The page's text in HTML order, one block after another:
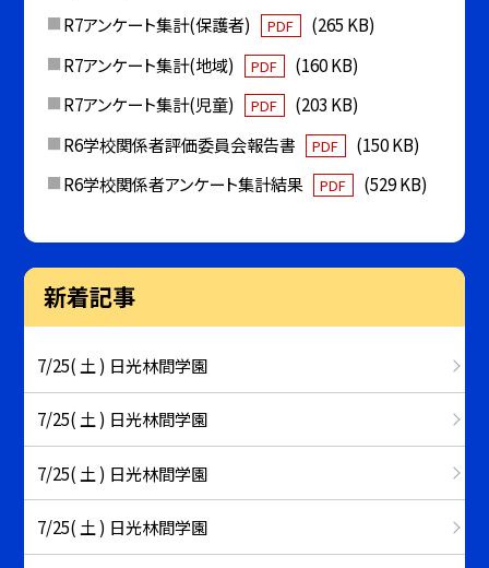
R7アンケート集計(保護者)
PDF
(265 KB)
R7アンケート集計(地域)
PDF
(160 KB)
R7アンケート集計(児童)
PDF
(203 KB)
R6学校関係者評価委員会報告書
PDF
(150 KB)
R6学校関係者アンケート集計結果
PDF (529 KB)
新着記事
7/25( 土 ) 日光林間学園
7/25( 土 ) 日光林間学園
7/25( 土 ) 日光林間学園
7/25( 土 ) 日光林間学園